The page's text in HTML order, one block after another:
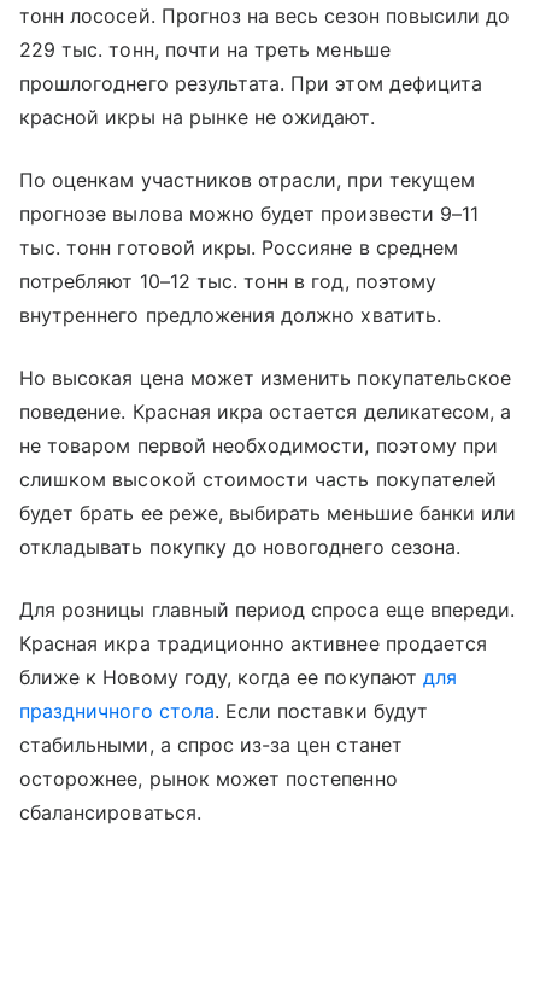
тонн лососей. Прогноз на весь сезон повысили до
229 тыс. тонн, почти на треть меньше
прошлогоднего результата. При этом дефицита
красной икры на рынке не ожидают.
По оценкам участников отрасли, при текущем
прогнозе вылова можно будет произвести 9–11
тыс. тонн готовой икры. Россияне в среднем
потребляют 10–12 тыс. тонн в год, поэтому
внутреннего предложения должно хватить.
Но высокая цена может изменить покупательское
поведение. Красная икра остается деликатесом, а
не товаром первой необходимости, поэтому при
слишком высокой стоимости часть покупателей
будет брать ее реже, выбирать меньшие банки или
откладывать покупку до новогоднего сезона.
Для розницы главный период спроса еще впереди.
Красная икра традиционно активнее продается
ближе к Новому году, когда ее покупают для
праздничного стола. Если поставки будут
стабильными, а спрос из-за цен станет
осторожнее, рынок может постепенно
сбалансироваться.